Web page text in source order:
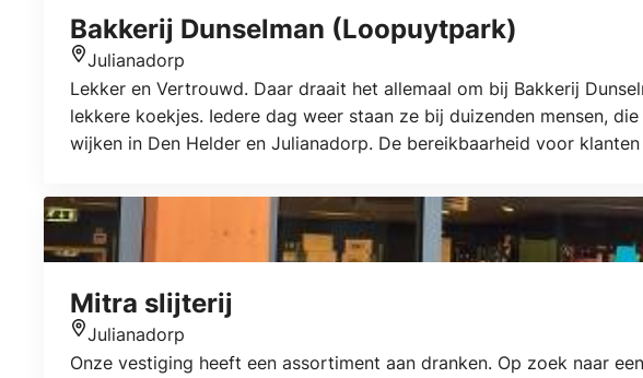
Bakkerij Dunselman (Loopuytpark)
Locatie
Julianadorp
Lekker en Vertrouwd. Daar draait het allemaal om bij Bakkerij
lekkere koekjes. Iedere dag weer staan ze bij duizenden mensen,
wijken in Den Helder en Julianadorp. De bereikbaarheid voor
Mitra slijterij
Locatie
Julianadorp
Onze vestiging heeft een assortiment aan dranken. Op zoek naar